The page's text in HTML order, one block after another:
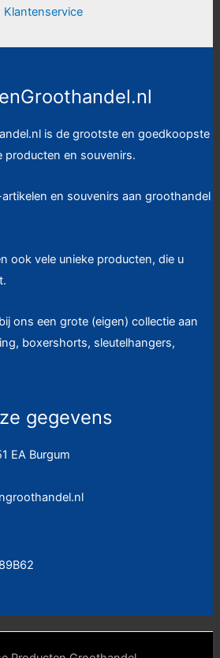
Klantenservice
is de grootste en goedkoopste
producten en souvenirs.
en souvenirs aan groothandel
ook vele unieke producten, die u
ons een grote (eigen) collectie aan
boxershorts, sleutelhangers,
gegevens
EA Burgum